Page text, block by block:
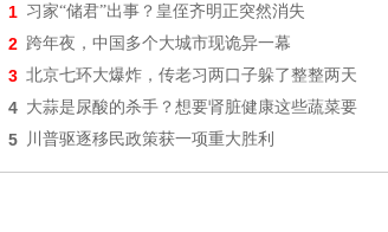
1 习家“储君”出事？皇侄齐明正突然消失
2 跨年夜，中国多个大城市现诡异一幕
3 北京七环大爆炸，传老习两口子躲了整整两天
4 大蒜是尿酸的杀手？想要肾脏健康这些蔬菜要
5 川普驱逐移民政策获一项重大胜利